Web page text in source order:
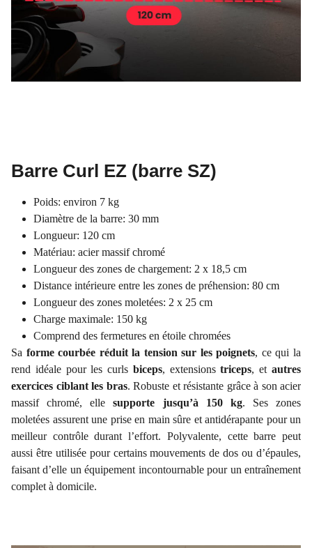
Barre Curl EZ (barre SZ)
Poids: environ 7 kg
Diamètre de la barre: 30 mm
Longueur: 120 cm
Matériau: acier massif chromé
Longueur des zones de chargement: 2 x 18,5 cm
Distance intérieure entre les zones de préhension: 80 cm
Longueur des zones moletées: 2 x 25 cm
Charge maximale: 150 kg
Comprend des fermetures en étoile chromées
Sa forme courbée réduit la tension sur les poignets, ce qui la
rend idéale pour les curls biceps, extensionstriceps, etautres
exercices ciblant les bras. Robuste et résistante grâce à son acier
massif chromé, ellesupporte jusqu’à 150 kg. Ses zones
moletées assurent une prise en main sûre et antidérapante pour un
meilleur contrôle durant l’effort. Polyvalente, cette barre peut
aussi être utilisée pour certains mouvements de dos ou d’épaules,
faisant d’elle un équipement incontournable pour un entraînement
complet à domicile.